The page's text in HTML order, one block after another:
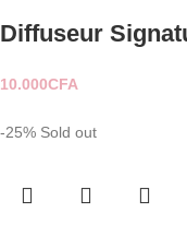
Diffuseur
10.000CFA
-25% Sold out